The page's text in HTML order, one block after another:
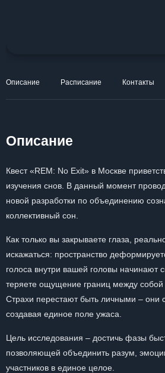
Описание Расписание Контакты
Описание
Квест «REM: No Exit» в Москве
изучения снов. В данный момент
новой разработки по объединению
коллективный сон.
Как только вы закрываете глаза,
искажаться: пространство
голоса внутри вашей головы начинают
теряете ощущение границ между собой
Страхи перестают быть личными – они
создавая единое поле ужаса.
Цель исследования – достичь фазы
позволяющей объединить разум,
участников в единое целое.